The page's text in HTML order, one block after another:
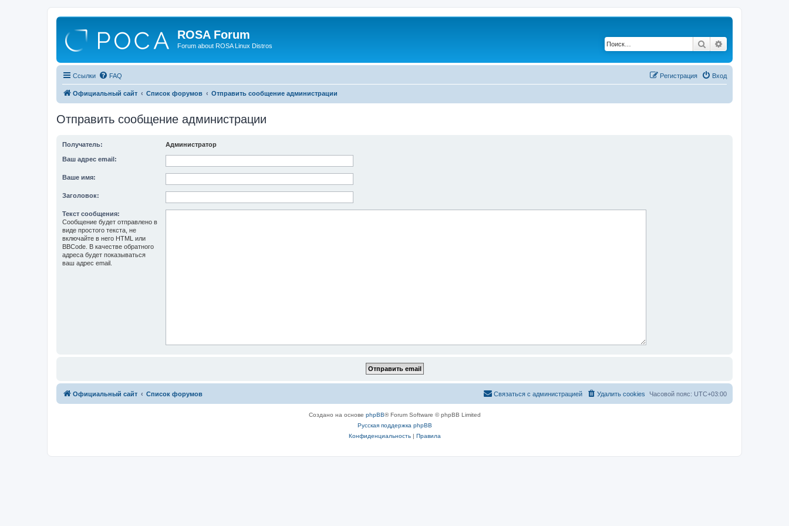
ROSA Forum
Forum about ROSA Linux Distros Поиск
Ссылки FAQ Вход
Регистрация
Официальный сайт Список форумов Отправить сообщение администрации
Отправить сообщение администрации
Получатель: Администратор
Ваш адрес email:
Ваше имя:
Заголовок:
Текст сообщения:
Сообщение будет отправлено в
виде простого текста, не
включайте в него HTML или
BBCode. В качестве обратного
адреса будет показываться
ваш адрес email.
Официальный сайт Список форумов Часовой пояс: UTC+03:00
Удалить cookies
Связаться с администрацией
Создано на основе phpBB® Forum Software © phpBB Limited
Русская поддержка phpBB
Конфиденциальность| Правила